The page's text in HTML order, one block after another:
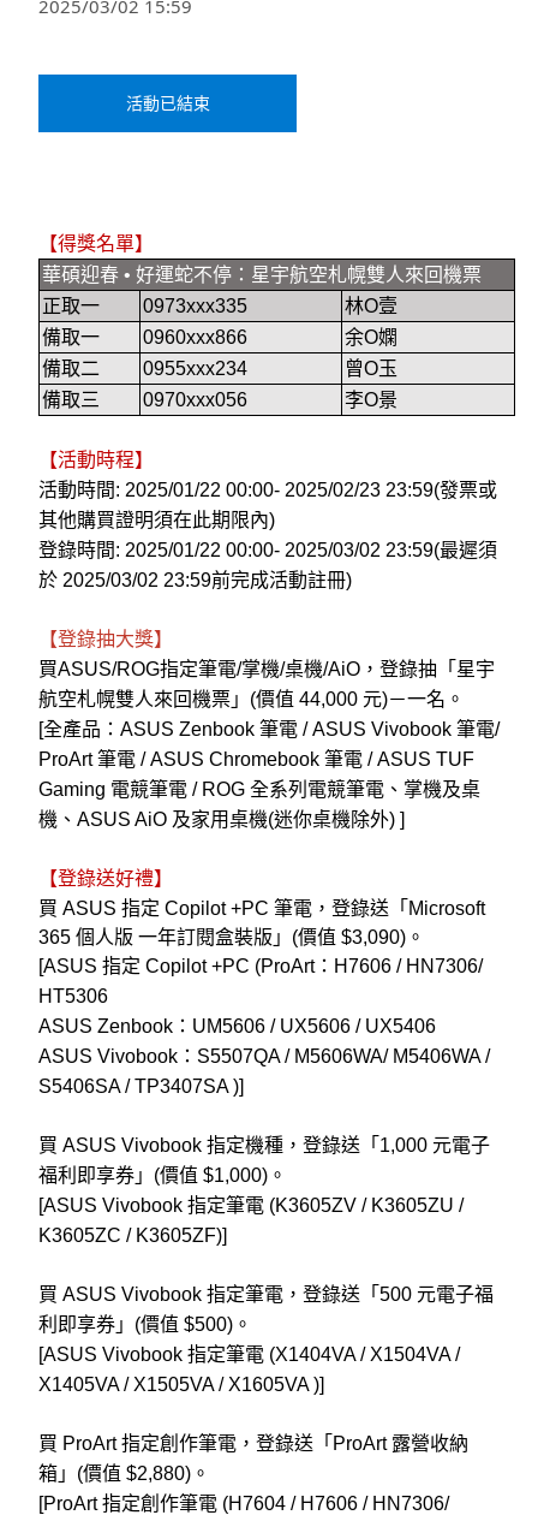
2025/03/02 15:59
活動已結束
【得獎名單】
華碩迎春 • 好運蛇不停：星宇航空札幌雙人來回機票
正取一
0973xxx335
林O壹
備取一
0960xxx866
余O嫻
備取二
0955xxx234
曾O玉
備取三
0970xxx056 李O景
【活動時程】
活動時間: 2025/01/22 00:00- 2025/02/23 23:59(發票或
其他購買證明須在此期限內)
登錄時間: 2025/01/22 00:00- 2025/03/02 23:59(最遲須
於 2025/03/02 23:59前完成活動註冊)
【登錄抽大獎】
買ASUS/ROG指定筆電/掌機/桌機/AiO，登錄抽「星宇
航空札幌雙人來回機票」(價值 44,000 元)－一名。
[全產品： ASUS Zenbook 筆電 / ASUS Vivobook 筆電/
ProArt 筆電 / ASUS Chromebook 筆電 / ASUS TUF
Gaming 電競筆電 / ROG 全系列電競筆電、掌機及桌
機、ASUS AiO 及家用桌機(迷你桌機除外) ]
【登錄送好禮】
買 ASUS 指定 Copilot +PC 筆電，登錄送「Microsoft
365 個人版 一年訂閱盒裝版」(價值 $3,090)。
[ASUS 指定 Copilot +PC (ProArt：H7606 / HN7306/
HT5306
ASUS Zenbook ：UM5606 / UX5606 / UX5406
ASUS Vivobook ：S5507QA / M5606WA/ M5406WA /
S5406SA / TP3407SA )]
買 ASUS Vivobook 指定機種，登錄送「1,000 元電子
福利即享券」(價值 $1,000) 。
[ASUS Vivobook 指定筆電 (K3605ZV / K3605ZU /
K3605ZC / K3605ZF)]
買 ASUS Vivobook 指定筆電，登錄送「500 元電子福
利即享券」(價值 $500) 。
[ASUS Vivobook 指定筆電 (X1404VA / X1504VA /
X1405VA / X1505VA / X1605VA )]
買 ProArt 指定創作筆電，登錄送「ProArt 露營收納
箱」(價值 $2,880) 。
[ProArt指定創作筆電 (H7604 / H7606 / HN7306/